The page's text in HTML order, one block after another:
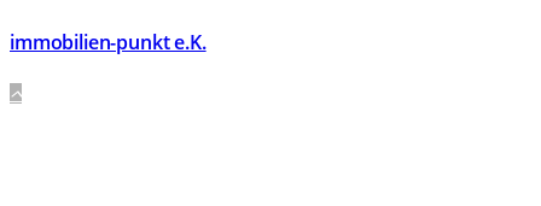
immobilien-punkt e.K.